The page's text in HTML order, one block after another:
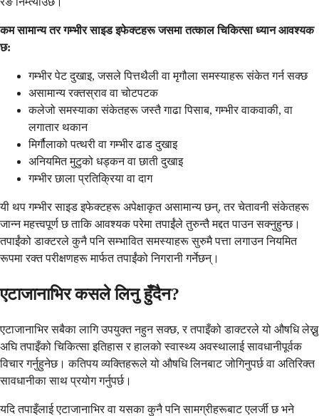
कम सामान्य तर गम्भीर साइड इफेक्टहरू जसमा तत्काल चिकित्सा ध्यान आवश्यक
छ:
गम्भीर पेट दुखाइ, जसले पित्तथैली वा मृगौला समस्याहरू संकेत गर्न सक्छ
असामान्य रक्तस्राव वा चोटपटक
कलेजो समस्याका संकेतहरू जस्तै गाढा पिसाब, गम्भीर वाकवाकी, वा
लगातार थकान
मिर्गौलाको पत्थरी वा गम्भीर ढाड दुखाइ
अनियमित मुटुको धड्कन वा छाती दुखाइ
गम्भीर छाला प्रतिक्रिया वा दाग
यी थप गम्भीर साइड इफेक्टहरू अपेक्षाकृत असामान्य छन्, तर चेतावनी संकेतहरू
जान्न महत्त्वपूर्ण छ ताकि आवश्यक परेमा तपाईंले तुरुन्तै मद्दत पाउन सक्नुहुन्छ।
तपाईंको डाक्टरले कुनै पनि सम्भावित समस्याहरू सुरुमै पत्ता लगाउन नियमित
रूपमा रक्त परीक्षणहरू मार्फत तपाईंको निगरानी गर्नेछन्।
एटाजानाभिर कसले लिनु हुँदैन?
एटाजानाभिर सबैका लागि उपयुक्त नहुन सक्छ, र तपाइँको डाक्टरले यो औषधि लेख्नु
अघि तपाइँको चिकित्सा इतिहास र हालको स्वास्थ्य अवस्थालाई सावधानीपूर्वक
विचार गर्नुहुनेछ। कतिपय व्यक्तिहरूले यो औषधि लिनबाट जोगिनुपर्छ वा अतिरिक्त
सावधानीका साथ प्रयोग गर्नुपर्छ।
यदि तपाइँलाई एटाजानाभिर वा यसका कुनै पनि सामग्रीहरूबाट एलर्जी छ भने